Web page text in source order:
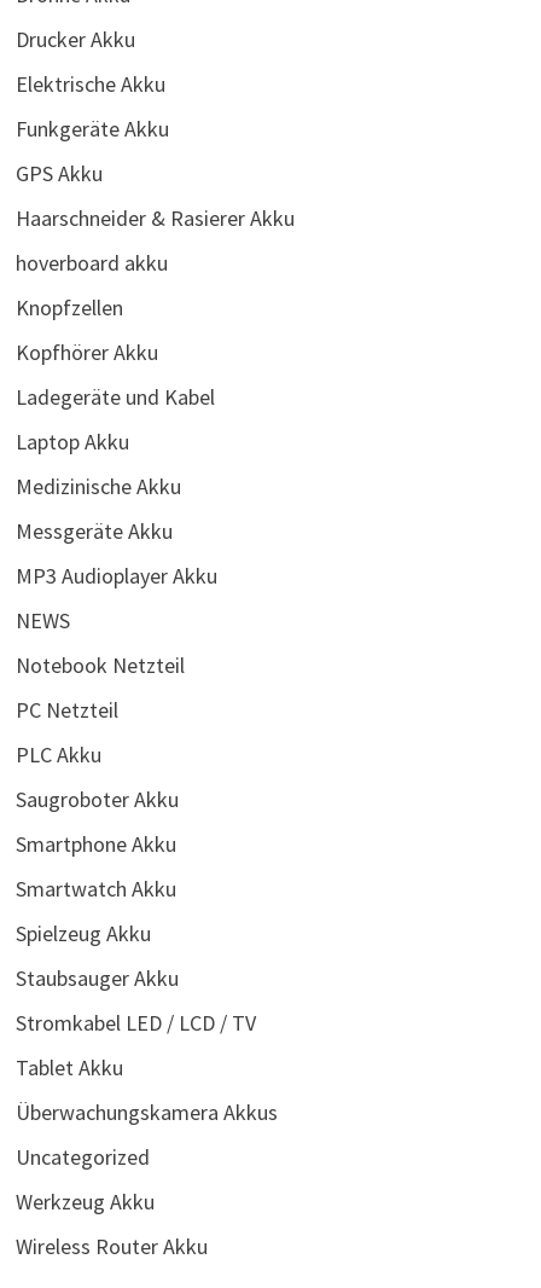
Drucker Akku
Elektrische Akku
Funkgeräte Akku
GPS Akku
Haarschneider & Rasierer Akku
hoverboard akku
Knopfzellen
Kopfhörer Akku
Ladegeräte und Kabel
Laptop Akku
Medizinische Akku
Messgeräte Akku
MP3 Audioplayer Akku
NEWS
Notebook Netzteil
PC Netzteil
PLC Akku
Saugroboter Akku
Smartphone Akku
Smartwatch Akku
Spielzeug Akku
Staubsauger Akku
Stromkabel LED / LCD / TV
Tablet Akku
Überwachungskamera Akkus
Uncategorized
Werkzeug Akku
Wireless Router Akku